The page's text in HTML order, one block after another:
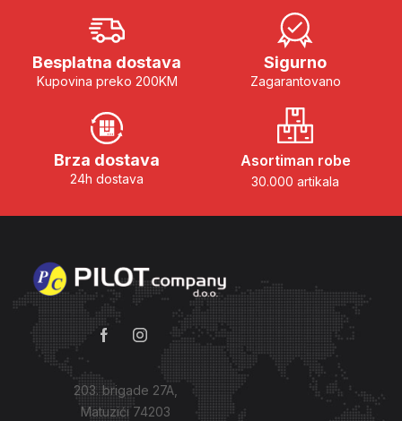
Besplatna dostava
Kupovina preko 200KM
Sigurno
Zagarantovano
Brza dostava
24h dostava
Asortiman robe
30.000 artikala
203. brigade 27A,
Matuzići 74203